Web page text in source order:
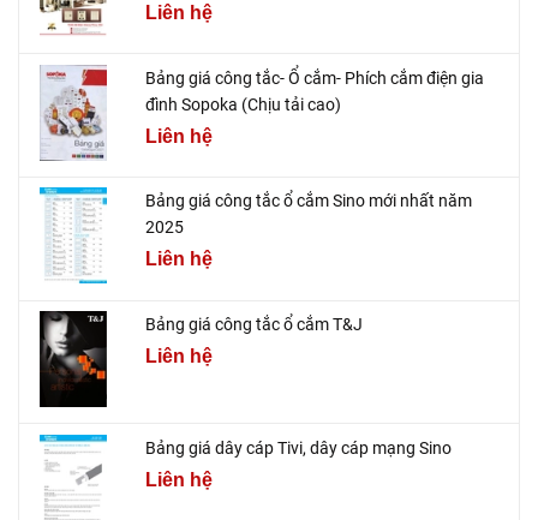
Liên hệ
Bảng giá công tắc- Ổ cắm- Phích cắm điện gia
đình Sopoka (Chịu tải cao)
Liên hệ
Bảng giá công tắc ổ cắm Sino mới nhất năm
2025
Liên hệ
Bảng giá công tắc ổ cắm T&J
Liên hệ
Bảng giá dây cáp Tivi, dây cáp mạng Sino
Liên hệ